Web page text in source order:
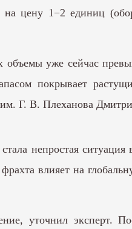
цену 1−2 единиц
уже сейчас
покрывает
Г. В. Плеханова
непростая
влияет на
уточнил эксперт.